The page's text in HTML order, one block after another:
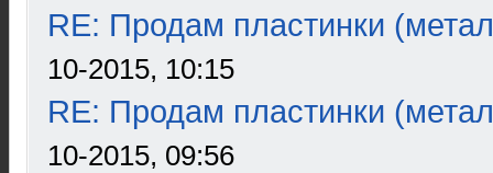
RE: Продам пластинки
10-2015, 10:15
RE: Продам пластинки
10-2015, 09:56